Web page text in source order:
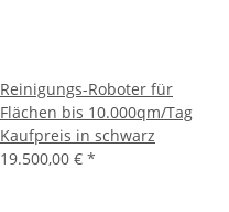
Reinigungs-Roboter für
Flächen bis 10.000qm/Tag
Kaufpreis in schwarz
19.500,00 € *